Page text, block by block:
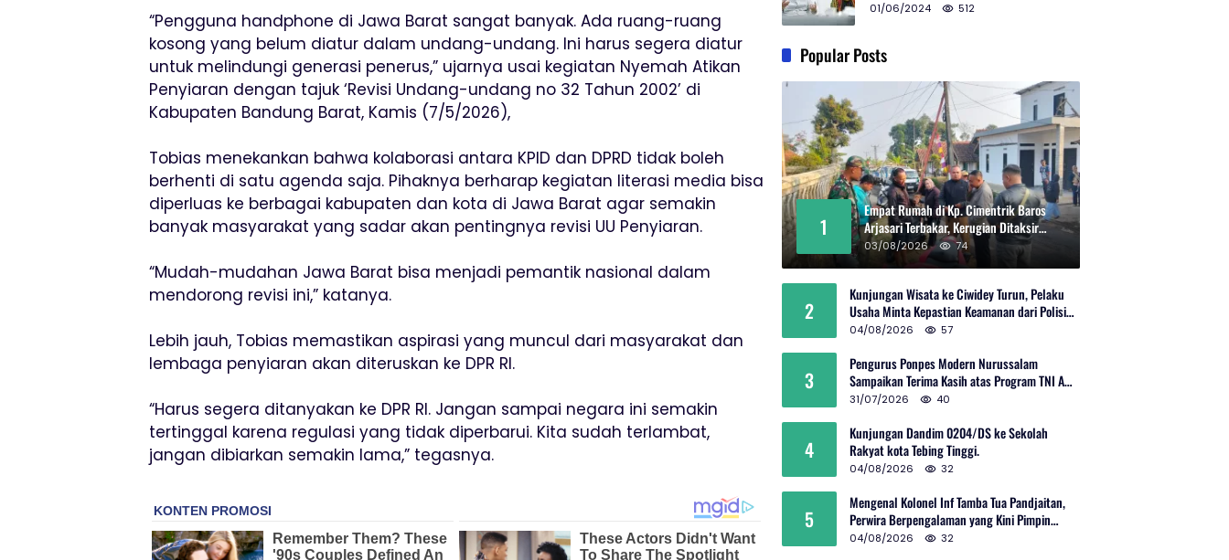
“Pengguna handphone di Jawa Barat sangat banyak. Ada ruang-ruang
kosong yang belum diatur dalam undang-undang. Ini harus segera diatur
untuk melindungi generasi penerus,” ujarnya usai kegiatan Nyemah Atikan
Penyiaran dengan tajuk ‘Revisi Undang-undang no 32 Tahun 2002’ di
Kabupaten Bandung Barat, Kamis (7/5/2026),
Tobias menekankan bahwa kolaborasi antara KPID dan DPRD tidak boleh
berhenti di satu agenda saja. Pihaknya berharap kegiatan literasi media bisa
diperluas ke berbagai kabupaten dan kota di Jawa Barat agar semakin
banyak masyarakat yang sadar akan pentingnya revisi UU Penyiaran.
“Mudah-mudahan Jawa Barat bisa menjadi pemantik nasional dalam
mendorong revisi ini,” katanya.
Lebih jauh, Tobias memastikan aspirasi yang muncul dari masyarakat dan
lembaga penyiaran akan diteruskan ke DPR RI.
“Harus segera ditanyakan ke DPR RI. Jangan sampai negara ini semakin
tertinggal karena regulasi yang tidak diperbarui. Kita sudah terlambat,
jangan dibiarkan semakin lama,” tegasnya.
01/06/2024 512
Popular Posts
1
Empat Rumah di Kp. Cimentrik Baros
Arjasari Terbakar, Kerugian Ditaksir
Rp600 Juta
03/08/2026 74
2
Kunjungan Wisata ke Ciwidey Turun, Pelaku
Usaha Minta Kepastian Keamanan dari Polisi
dan Pemprov Jabar
04/08/2026 57
3
Pengurus Ponpes Modern Nurussalam
Sampaikan Terima Kasih atas Program TNI AD
Manunggal Air
31/07/2026 40
4
Kunjungan Dandim 0204/DS ke Sekolah
Rakyat kota Tebing Tinggi.
04/08/2026 32
5
Mengenal Kolonel Inf Tamba Tua Pandjaitan,
Perwira Berpengalaman yang Kini Pimpin
Sektor 10 Citarum Harum
04/08/2026 32